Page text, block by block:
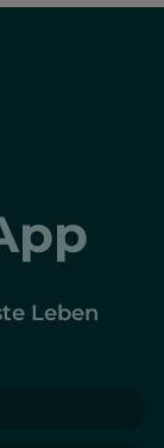
Leben